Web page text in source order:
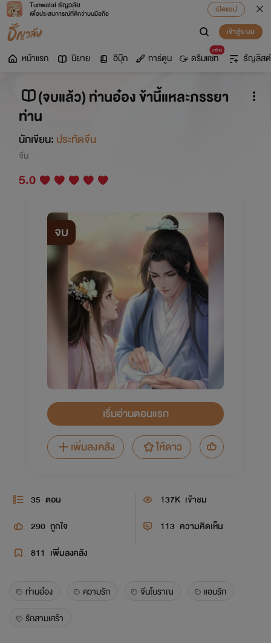
Tunwalai ธัญวลัย
เพื่อประสบการณ์ที่ดีกว่าบนมือถือ
เปิดแอป
เข้าสู่ระบบ
หน้าแรก นิยาย อีบุ๊ก การ์ตูน
มาใหม่
ดรีมแชท ธัญลิสต์
(จบแล้ว) ท่านอ๋อง ข้านี้แหละภรรยา
ท่าน
นักเขียน: ประทัดจีน
จีน
5.0
จบ
เริ่มอ่านตอนแรก
เพิ่มลงคลัง
ให้ดาว
35 ตอน 137K เข้าชม
290 ถูกใจ 113 ความคิดเห็น
811 เพิ่มลงคลัง
ท่านอ๋อง ความรัก จีนโบราณ
แอบรัก
รักสามเศร้า